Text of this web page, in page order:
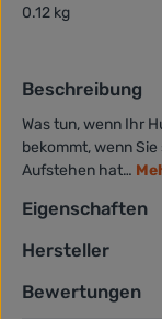
0.12 kg
Beschreibung
Was tun, wenn Ihr
bekommt, wenn
Aufstehen hat…
Eigenschaften
Hersteller
Bewertungen